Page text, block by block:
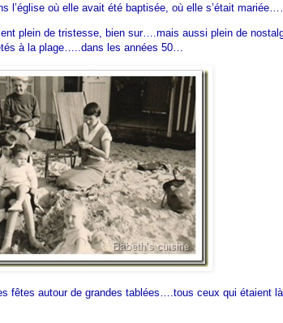
l’église où elle avait été baptisée, où elle s’était
plein de tristesse, bien sur….mais aussi plein de
à la plage…..dans les années 50…
fêtes autour de grandes tablées….tous ceux qui étaient